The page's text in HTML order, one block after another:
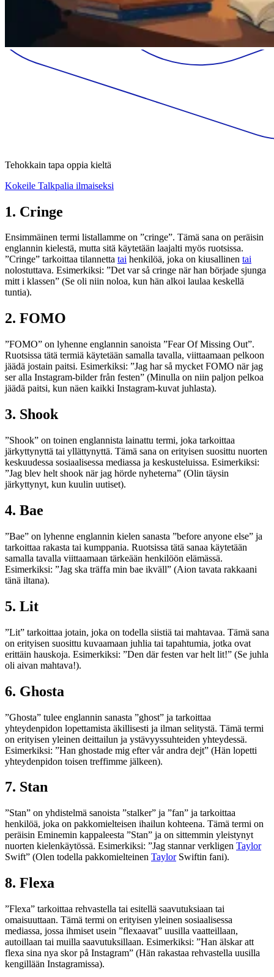
Tehokkain tapa oppia kieltä
Kokeile Talkpalia ilmaiseksi
1. Cringe
Ensimmäinen termi listallamme on ”cringe”. Tämä sana on peräisin
englannin kielestä, mutta sitä käytetään laajalti myös ruotsissa.
”Cringe” tarkoittaa tilannetta tai henkilöä, joka on kiusallinen tai
nolostuttava. Esimerkiksi: ”Det var så cringe när han började sjunga
mitt i klassen” (Se oli niin noloa, kun hän alkoi laulaa keskellä
tuntia).
2. FOMO
”FOMO” on lyhenne englannin sanoista ”Fear Of Missing Out”.
Ruotsissa tätä termiä käytetään samalla tavalla, viittaamaan pelkoon
jäädä jostain paitsi. Esimerkiksi: ”Jag har så mycket FOMO när jag
ser alla Instagram-bilder från festen” (Minulla on niin paljon pelkoa
jäädä paitsi, kun näen kaikki Instagram-kuvat juhlasta).
3. Shook
”Shook” on toinen englannista lainattu termi, joka tarkoittaa
järkyttynyttä tai yllättynyttä. Tämä sana on erityisen suosittu nuorten
keskuudessa sosiaalisessa mediassa ja keskusteluissa. Esimerkiksi:
”Jag blev helt shook när jag hörde nyheterna” (Olin täysin
järkyttynyt, kun kuulin uutiset).
4. Bae
”Bae” on lyhenne englannin kielen sanasta ”before anyone else” ja
tarkoittaa rakasta tai kumppania. Ruotsissa tätä sanaa käytetään
samalla tavalla viittaamaan tärkeään henkilöön elämässä.
Esimerkiksi: ”Jag ska träffa min bae ikväll” (Aion tavata rakkaani
tänä iltana).
5. Lit
”Lit” tarkoittaa jotain, joka on todella siistiä tai mahtavaa. Tämä sana
on erityisen suosittu kuvaamaan juhlia tai tapahtumia, jotka ovat
erittäin hauskoja. Esimerkiksi: ”Den där festen var helt lit!” (Se juhla
oli aivan mahtava!).
6. Ghosta
”Ghosta” tulee englannin sanasta ”ghost” ja tarkoittaa
yhteydenpidon lopettamista äkillisesti ja ilman selitystä. Tämä termi
on erityisen yleinen deittailun ja ystävyyssuhteiden yhteydessä.
Esimerkiksi: ”Han ghostade mig efter vår andra dejt” (Hän lopetti
yhteydenpidon toisen treffimme jälkeen).
7. Stan
”Stan” on yhdistelmä sanoista ”stalker” ja ”fan” ja tarkoittaa
henkilöä, joka on pakkomielteisen ihailun kohteena. Tämä termi on
peräisin Eminemin kappaleesta ”Stan” ja on sittemmin yleistynyt
nuorten kielenkäytössä. Esimerkiksi: ”Jag stannar verkligen Taylor
Swift” (Olen todella pakkomielteinen TaylorSwiftin fani).
8. Flexa
”Flexa” tarkoittaa rehvastella tai esitellä saavutuksiaan tai
omaisuuttaan. Tämä termi on erityisen yleinen sosiaalisessa
mediassa, jossa ihmiset usein ”flexaavat” uusilla vaatteillaan,
autoillaan tai muilla saavutuksillaan. Esimerkiksi: ”Han älskar att
flexa sina nya skor på Instagram” (Hän rakastaa rehvastella uusilla
kengillään Instagramissa).